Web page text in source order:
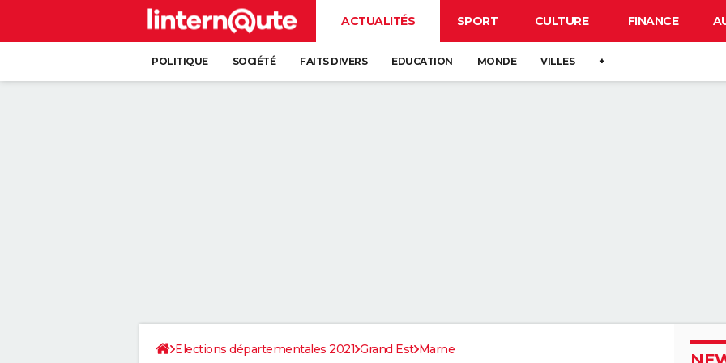
ACTUALITÉS SPORT CULTURE FINANCE
POLITIQUE SOCIÉTÉ FAITS DIVERS EDUCATION MONDE VILLES +
Elections départementales 2021 Grand Est Marne